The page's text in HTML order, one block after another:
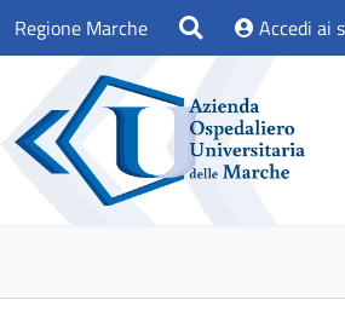
Regione Marche Accedi ai